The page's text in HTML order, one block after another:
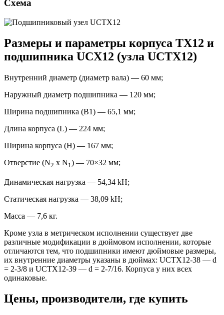
Схема
Размеры и параметры корпуса TX12 и
подшипника UCX12 (узла UCTX12)
Внутренний диаметр (диаметр вала) — 60 мм;
Наружный диаметр подшипника — 120 мм;
Ширина подшипника (B1) — 65,1 мм;
Длина корпуса (L) — 224 мм;
Ширина корпуса (H) — 167 мм;
Отверстие (N2 x N1) — 70×32 мм;
Динамическая нагрузка — 54,34 kН;
Статическая нагрузка — 38,09 kН;
Масса — 7,6 кг.
Кроме узла в метрическом исполнении существует две
различные модификации в дюймовом исполнении, которые
отличаются тем, что подшипники имеют дюймовые размеры,
их внутренние диаметры указаны в дюймах: UCTX12-38 — d
= 2-3/8 и UCTX12-39 — d = 2-7/16. Корпуса у них всех
одинаковые.
Цены, производители, где купить